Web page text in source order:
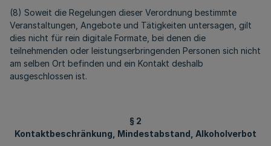
(8) Soweit die Regelungen dieser Verordnung bestimmte
Veranstaltungen, Angebote und Tätigkeiten untersagen, gilt
dies nicht für rein digitale Formate, bei denen die
teilnehmenden oder leistungserbringenden Personen sich nicht
am selben Ort befinden und ein Kontakt deshalb
ausgeschlossen ist.
§ 2
Kontaktbeschränkung, Mindestabstand, Alkoholverbot